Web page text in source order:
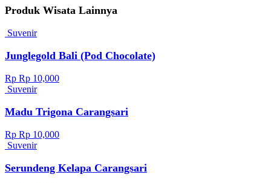
Produk Wisata Lainnya
Suvenir
Junglegold Bali (Pod Chocolate)
Rp Rp 10,000
Suvenir
Madu Trigona Carangsari
Rp Rp 10,000
Suvenir
Serundeng Kelapa Carangsari